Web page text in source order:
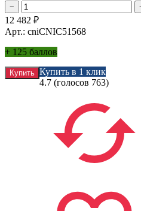
12 482 ₽
Арт.: cniCNIC51568
+ 125 баллов
Купить в 1 клик
4.7 (голосов 763)